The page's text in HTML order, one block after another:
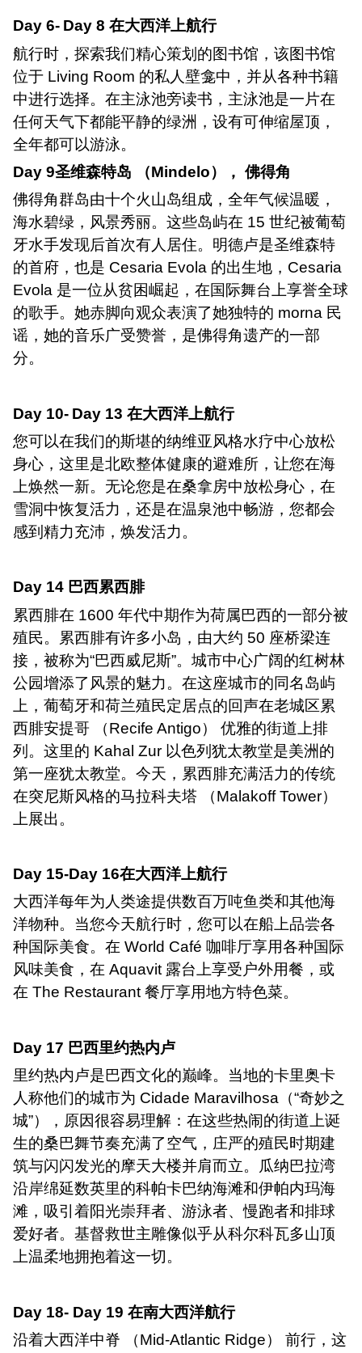
Day 6- Day 8 在大西洋上航行
航行时，探索我们精心策划的图书馆，该图书馆
位于 Living Room 的私人壁龛中，并从各种书籍
中进行选择。在主泳池旁读书，主泳池是一片在
任何天气下都能平静的绿洲，设有可伸缩屋顶，
全年都可以游泳。
Day 9圣维森特岛 （Mindelo）， 佛得角
佛得角群岛由十个火山岛组成，全年气候温暖，
海水碧绿，风景秀丽。这些岛屿在 15 世纪被葡萄
牙水手发现后首次有人居住。明德卢是圣维森特
的首府，也是 Cesaria Evola 的出生地， Cesaria
Evola 是一位从贫困崛起，在国际舞台上享誉全球
的歌手。她赤脚向观众表演了她独特的 morna 民
谣，她的音乐广受赞誉，是佛得角遗产的一部
分。
Day 10- Day 13 在大西洋上航行
您可以在我们的斯堪的纳维亚风格水疗中心放松
身心，这里是北欧整体健康的避难所，让您在海
上焕然一新。无论您是在桑拿房中放松身心，在
雪洞中恢复活力，还是在温泉池中畅游，您都会
感到精力充沛，焕发活力。
Day 14 巴西累西腓
累西腓在 1600 年代中期作为荷属巴西的一部分被
殖民。累西腓有许多小岛，由大约 50 座桥梁连
接，被称为“巴西威尼斯”。城市中心广阔的红树林
公园增添了风景的魅力。在这座城市的同名岛屿
上，葡萄牙和荷兰殖民定居点的回声在老城区累
西腓安提哥 （Recife Antigo） 优雅的街道上排
列。这里的 Kahal Zur 以色列犹太教堂是美洲的
第一座犹太教堂。今天，累西腓充满活力的传统
在突尼斯风格的马拉科夫塔 （Malakoff Tower）
上展出。
Day 15-Day 16在大西洋上航行
大西洋每年为人类途提供数百万吨鱼类和其他海
洋物种。当您今天航行时，您可以在船上品尝各
种国际美食。在 World Café 咖啡厅享用各种国际
风味美食，在 Aquavit 露台上享受户外用餐，或
在 The Restaurant餐厅享用地方特色菜。
Day 17 巴西里约热内卢
里约热内卢是巴西文化的巅峰。当地的卡里奥卡
人称他们的城市为 Cidade Maravilhosa （“奇妙之
城”），原因很容易理解：在这些热闹的街道上诞
生的桑巴舞节奏充满了空气，庄严的殖民时期建
筑与闪闪发光的摩天大楼并肩而立。瓜纳巴拉湾
沿岸绵延数英里的科帕卡巴纳海滩和伊帕内玛海
滩，吸引着阳光崇拜者、游泳者、慢跑者和排球
爱好者。基督救世主雕像似乎从科尔科瓦多山顶
上温柔地拥抱着这一切。
Day 18- Day 19 在南大西洋航行
沿着大西洋中脊 （Mid-Atlantic Ridge） 前行，这